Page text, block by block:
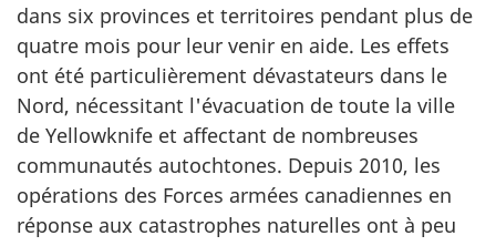
dans six provinces et territoires pendant plus de
quatre mois pour leur venir en aide. Les effets
ont été particulièrement dévastateurs dans le
Nord, nécessitant l'évacuation de toute la ville
de Yellowknife et affectant de nombreuses
communautés autochtones. Depuis 2010, les
opérations des Forces armées canadiennes en
réponse aux catastrophes naturelles ont à peu